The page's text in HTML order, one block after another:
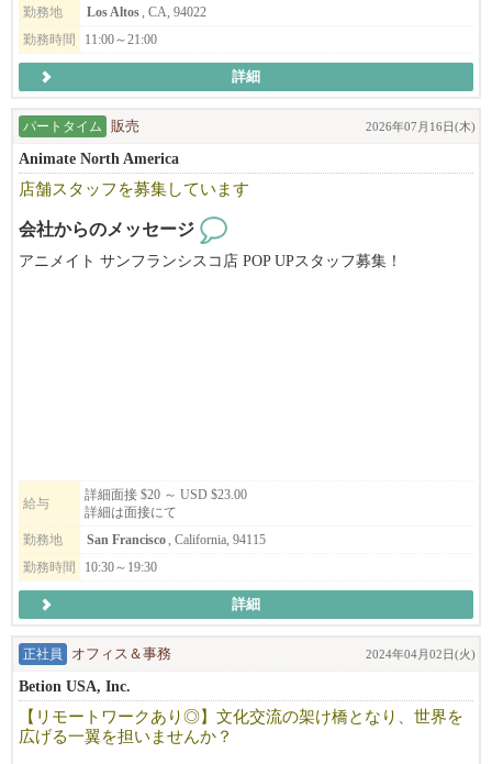
勤務地 Los Altos , CA, 94022
勤務時間
11:00～21:00
詳細
パートタイム 販売 2026年07月16日(木)
Animate North America
店舗スタッフを募集しています
会社からのメッセージ
アニメイト サンフランシスコ店 POP UPスタッフ募集！
アニメやグッズが好きな方、明るく前向きに取り組める方歓迎！
履歴書を usaanimateos950@gmail.com までお送りください。ご応募
お待ちしております。
給与
詳細面接 $20 ～ USD $23.00
詳細は面接にて
勤務地
San Francisco, California, 94115
勤務時間
10:30～19:30
詳細
正社員 オフィス＆事務 2024年04月02日(火)
Betion USA, Inc.
【リモートワークあり◎】文化交流の架け橋となり、世界を
広げる一翼を担いませんか？